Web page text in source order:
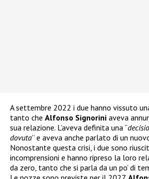
A settembre 2022 i due hanno vissuto
tanto che Alfonso Signorini aveva
sua relazione. L’aveva definita una “
dovuta” e aveva anche parlato di un
Nonostante questa crisi, i due sono
incomprensioni e hanno ripreso la loro
da zero, tanto che si parla da un po’ di